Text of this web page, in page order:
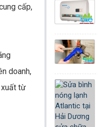
cấp,
doanh,
xuất từ